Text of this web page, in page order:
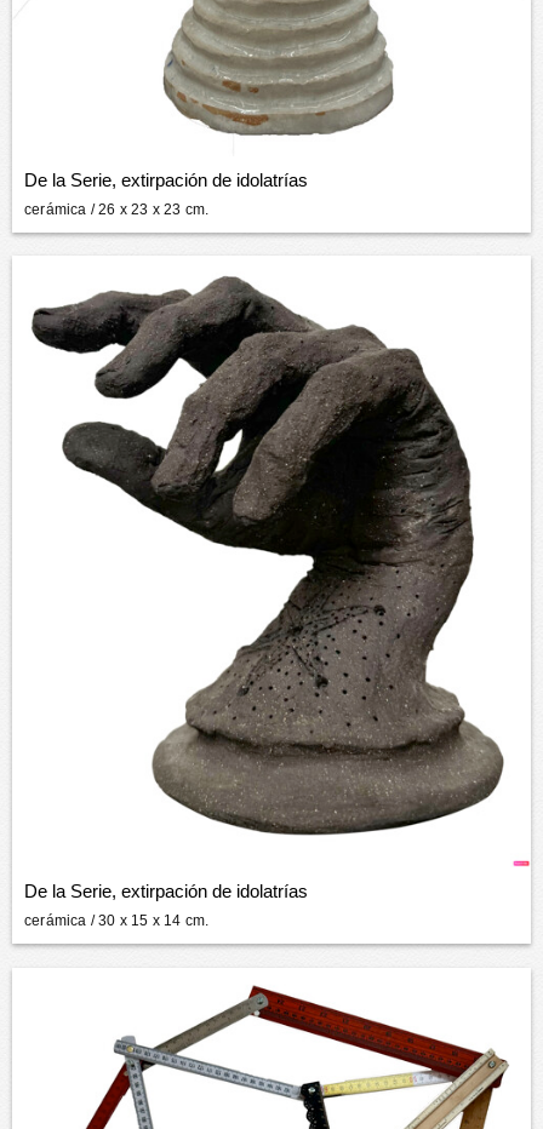
De la Serie, extirpación de idolatrías
cerámica / 26 x 23 x 23 cm.
De la Serie, extirpación de idolatrías
cerámica / 30 x 15 x 14 cm.